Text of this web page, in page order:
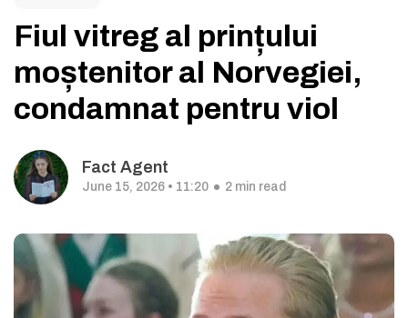
Fiul vitreg al prințului
moștenitor al Norvegiei,
condamnat pentru viol
Fact Agent
June 15, 2026 • 11:20 2 min read